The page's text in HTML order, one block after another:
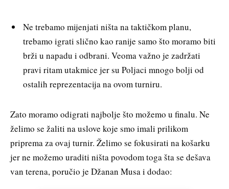
Ne trebamo mijenjati ništa na taktičkom planu,
trebamo igrati slično kao ranije samo što moramo biti
brži u napadu i odbrani. Veoma važno je zadržati
pravi ritam utakmice jer su Poljaci mnogo bolji od
ostalih reprezentacija na ovom turniru.
Zato moramo odigrati najbolje što možemo u finalu. Ne
želimo se žaliti na uslove koje smo imali prilikom
priprema za ovaj turnir. Želimo se fokusirati na košarku
jer ne možemo uraditi ništa povodom toga šta se dešava
van terena, poručio je Džanan Musa i dodao: